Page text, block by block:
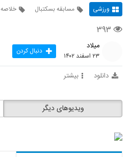
ورزشی مسابقه بسکتبال خلاصه
۳۹۳
میلاد
۲۳ اسفند ۱۴۰۲ دنبال کردن
دانلود بیشتر
ویدیوهای دیگر